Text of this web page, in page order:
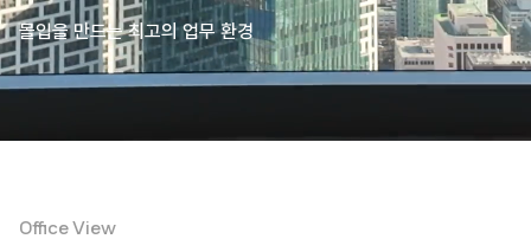
몰입을 만드는 최고의 업무 환경
Office View